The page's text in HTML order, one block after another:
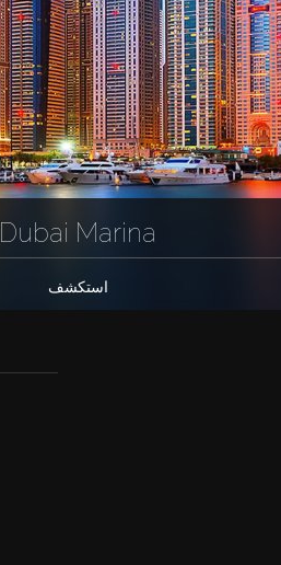
Dubai Marina
استكشف